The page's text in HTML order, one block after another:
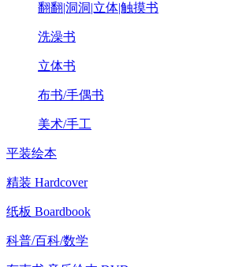
翻翻|洞洞|立体|触摸书
洗澡书
立体书
布书/手偶书
美术/手工
平装绘本
精装 Hardcover
纸板 Boardbook
科普/百科/数学